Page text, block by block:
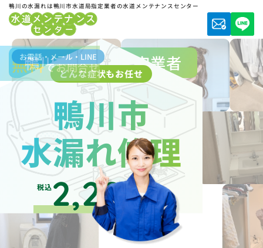
鴨川の水漏れは鴨川市水道局指定業者の水道メンテナンスセンター
鴨川市水道局指定業者
どんな症状もお任せ
鴨川市
水漏れ修理
税込2,200円～
お電話・メール・LINE
無料でお問合せ